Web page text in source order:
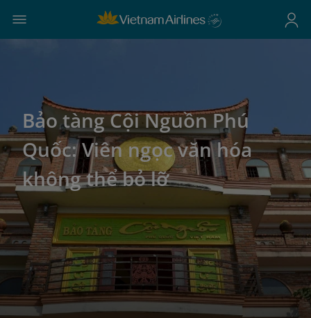
Bảo tàng Cội Nguồn Phú
Quốc: Viên ngọc văn hóa
không thể bỏ lỡ